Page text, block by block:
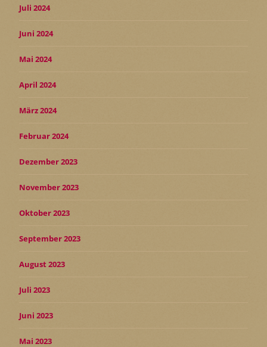
Juli 2024
Juni 2024
Mai 2024
April 2024
März 2024
Februar 2024
Dezember 2023
November 2023
Oktober 2023
September 2023
August 2023
Juli 2023
Juni 2023
Mai 2023